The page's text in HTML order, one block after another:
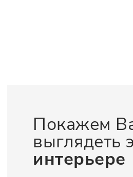
Покажем
выглядеть
интерьере